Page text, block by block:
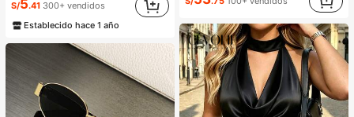
S/5.41 300+ vendidos
Establecido hace 1 año